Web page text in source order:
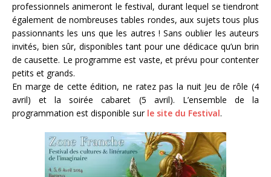
professionnels animeront le festival, durant lequel se tiendront
également de nombreuses tables rondes, aux sujets tous plus
passionnants les uns que les autres ! Sans oublier les auteurs
invités, bien sûr, disponibles tant pour une dédicace qu’un brin
de causette. Le programme est vaste, et prévu pour contenter
petits et grands.
En marge de cette édition, ne ratez pas la nuit Jeu de rôle (4
avril) et la soirée cabaret (5 avril). L’ensemble de la
programmation est disponible sur le site du Festival.